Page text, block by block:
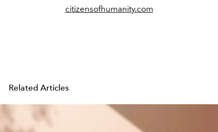
citizensofhumanity.com
Related Articles